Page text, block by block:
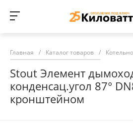
Главная / Каталог товаров /
Stout Элемент
конденсац.угол 87°
кронштейном